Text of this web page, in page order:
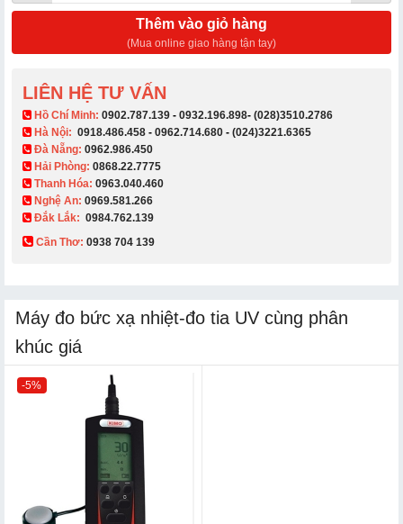
Thêm vào giỏ hàng
(Mua online giao hàng tận tay)
LIÊN HỆ TƯ VẤN
​ Hồ Chí Minh: 0902.787.139 - 0932.196.898- (028)3510.2786
Hà Nội: 0918.486.458 - 0962.714.680 - (024)3221.6365
Đà Nẵng: 0962.986.450
Hải Phòng: 0868.22.7775
Thanh Hóa: 0963.040.460
Nghệ An: 0969.581.266
Đắk Lắk: 0984.762.139
Cần Thơ: 0938 704 139​
Máy đo bức xạ nhiệt-đo tia UV cùng phân
khúc giá
-5%